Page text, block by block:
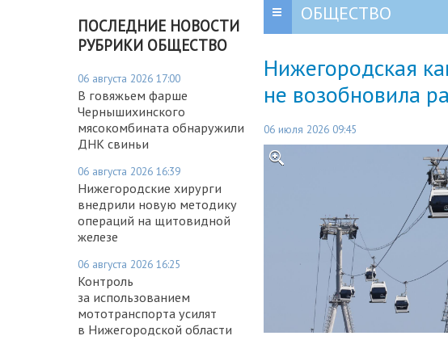
ПОСЛЕДНИЕ НОВОСТИ
РУБРИКИ ОБЩЕСТВО
06 августа 2026 17:00
В говяжьем фарше
Чернышихинского
мясокомбината обнаружили
ДНК свиньи
06 августа 2026 16:39
Нижегородские хирурги
внедрили новую методику
операций на щитовидной
железе
06 августа 2026 16:25
Контроль
за использованием
мототранспорта усилят
в Нижегородской области
ОБЩЕСТВО
Нижегородская
не возобновила
06 июля 2026 09:45